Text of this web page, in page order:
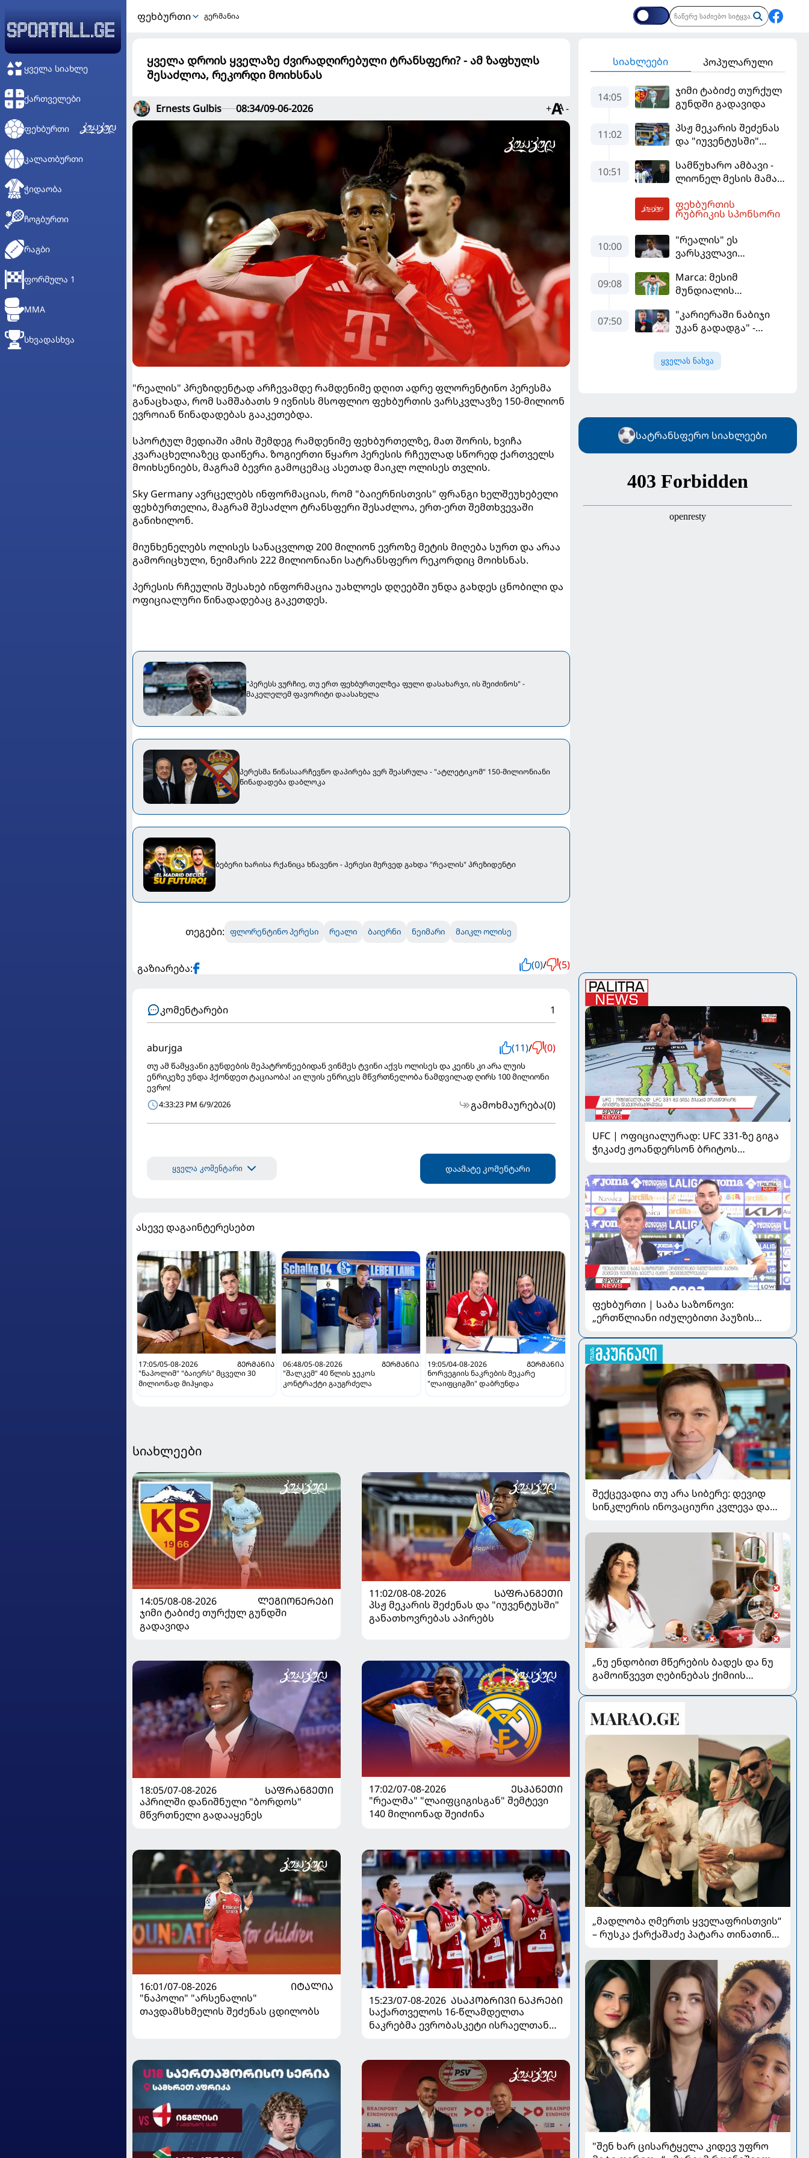
ᲧᲕᲔᲚᲐ ᲡᲘᲐᲮᲚᲔ
ᲥᲐᲠᲗᲕᲔᲚᲔᲑᲘ
ᲤᲔᲮᲑᲣᲠᲗᲘ
ᲙᲐᲚᲐᲗᲑᲣᲠᲗᲘ
ᲭᲘᲓᲐᲝᲑᲐ
ᲩᲝᲒᲑᲣᲠᲗᲘ
ᲠᲐᲒᲑᲘ
ᲤᲝᲠᲛᲣᲚᲐ 1
MMA
ᲡᲮᲕᲐᲓᲐᲡᲮᲕᲐ
ᲤᲔᲮᲑᲣᲠᲗᲘ გერმანია
ყველა დროის ყველაზე ძვირადღირებული ტრანსფერი? - ამ ზაფხულს
შესაძლოა, რეკორდი მოიხსნას
Ernests Gulbis 08:34/09-06-2026 + -
"რეალის" პრეზიდენტად არჩევამდე რამდენიმე დღით ადრე ფლორენტინო პერესმა
განაცხადა, რომ სამშაბათს 9 ივნისს მსოფლიო ფეხბურთის ვარსკვლავზე 150-მილიონ
ევროიან წინადადებას გააკეთებდა.
სპორტულ მედიაში ამის შემდეგ რამდენიმე ფეხბურთელზე, მათ შორის, ხვიჩა
კვარაცხელიაზეც დაიწერა. ზოგიერთი წყარო პერესის რჩეულად სწორედ ქართველს
მოიხსენიებს, მაგრამ ბევრი გამოცემაც ასეთად მაიკლ ოლისეს თვლის.
Sky Germany ავრცელებს ინფორმაციას, რომ "ბაიერნისთვის" ფრანგი ხელშეუხებელი
ფეხბურთელია, მაგრამ შესაძლო ტრანსფერი შესაძლოა, ერთ-ერთ შემთხვევაში
განიხილონ.
მიუნხენელებს ოლისეს სანაცვლოდ 200 მილიონ ევროზე მეტის მიღება სურთ და არაა
გამორიცხული, ნეიმარის 222 მილიონიანი სატრანსფერო რეკორდიც მოიხსნას.
პერესის რჩეულის შესახებ ინფორმაცია უახლოეს დღეებში უნდა გახდეს ცნობილი და
ოფიციალური წინადადებაც გაკეთდეს.
"პერესს ვურჩიე, თუ ერთ ფეხბურთელზეა ფული დასახარჯი, ის შეიძინოს" -
მაკელელემ ფავორიტი დაასახელა
პერესმა წინასაარჩევნო დაპირება ვერ შეასრულა - "ატლეტიკომ" 150-მილიონიანი
წინადადება დაბლოკა
ბებერი ხარისა რქანიცა ხნავენო - პერესი მერვედ გახდა "რეალის" პრეზიდენტი
თეგები: ფლორენტინო პერესი რეალი ბაიერნი ნეიმარი მაიკლ ოლისე
გაზიარება: (0)/ (5)
კომენტარები 1
aburjga (11)/ (0)
თუ ამ წამყვანი გუნდების მეპატრონეებიდან ვინმეს ტვინი აქვს ოლისეს და კეინს კი არა ლუის
ენრიკეზე უნდა ჰქონდეთ ტაციაობა! აი ლუის ენრიკეს მწვრთნელობა ნამდვილად ღირს 100 მილიონი
ევრო!
4:33:23 PM 6/9/2026
გამოხმაურება(0)
ყველა კომენტარი დაამატე კომენტარი
ასევე დაგაინტერესებთ
17:05/05-08-2026
ᲒᲔᲠᲛᲐᲜᲘᲐ
"ნაპოლიმ" "ბაიერს" მცველი 30
მილიონად მიჰყიდა
06:48/05-08-2026
ᲒᲔᲠᲛᲐᲜᲘᲐ
"შალკემ" 40 წლის ჯეკოს
კონტრაქტი გაუგრძელა
19:05/04-08-2026
ᲒᲔᲠᲛᲐᲜᲘᲐ
ნორვეგიის ნაკრების მეკარე
"ლაიფციგში" დაბრუნდა
სიახლეები
14:05/08-08-2026
ᲚᲔᲒᲘᲝᲜᲔᲠᲔᲑᲘ
ჯიმი ტაბიძე თურქულ გუნდში
გადავიდა
11:02/08-08-2026
ᲡᲐᲤᲠᲐᲜᲒᲔᲗᲘ
პსჟ მეკარის შეძენას და "იუვენტუსში"
განათხოვრებას აპირებს
18:05/07-08-2026
ᲡᲐᲤᲠᲐᲜᲒᲔᲗᲘ
აპრილში დანიშნული "ბორდოს"
მწვრთნელი გადააყენეს
17:02/07-08-2026
ᲔᲡᲞᲐᲜᲔᲗᲘ
"რეალმა" "ლაიფციგისგან" შემტევი
140 მილიონად შეიძინა
16:01/07-08-2026
ᲘᲢᲐᲚᲘᲐ
"ნაპოლი" "არსენალის"
თავდამსხმელის შეძენას ცდილობს
15:23/07-08-2026 ᲐᲡᲐᲙᲝᲑᲠᲘᲕᲘ ᲜᲐᲙᲠᲔᲑᲘ
საქართველოს 16-წლამდელთა
ნაკრებმა ევრობასკეტი ისრაელთან
სიახლეები პოპულარული
14:05
ჯიმი ტაბიძე თურქულ
გუნდში გადავიდა
11:02
პსჟ მეკარის შეძენას
და "იუვენტუსში"
აპირებს
10:51
სამწუხარო ამბავი -
ლიონელ მესის მამა
გარდაიცვალა
ფეხბურთის
რუბრიკის სპონსორი
10:00
"რეალის" ეს
ვარსკვლავი
ჩიჩარიტომ ყოფილ
თანაგუნდელზე
09:08
Marca: მესიმ
მუნდიალის
ყველაზე მეტი მუქარა
მიიღო
07:50
"კარიერაში ნაბიჯი
უკან გადადგა" -
არჩევანი დაუწუნა
ყველას ნახვა
სატრანსფერო სიახლეები
UFC | ოფიციალურად: UFC 331-ზე გიგა
ჭიკაძე ჟოანდერსონ ბრიტოს
ფეხბურთი | საბა საზონოვი:
„ერთწლიანი იძულებითი პაუზის
მნიშვნელოვანია“
შექცევადია თუ არა სიბერე: დევიდ
სინკლერის ინოვაციური კვლევა და
„ნუ ენდობით მწერების ბადეს და ნუ
გამოიწვევთ ღებინებას ქიმიის
პედიატრ სალომე ახვლედიანის
რჩევები
„მადლობა ღმერთს ყველაფრისთვის“
– რუსკა ქარქაშაძე პატარა თინათინის
"შენ ხარ ცისარტყელა კიდევ უფრო